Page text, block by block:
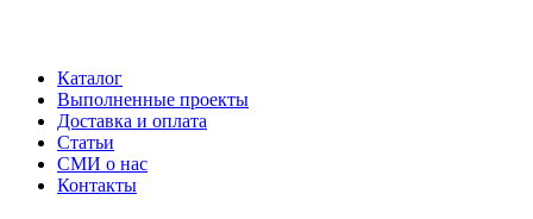
Каталог
Выполненные проекты
Доставка и оплата
Статьи
СМИ о нас
Контакты